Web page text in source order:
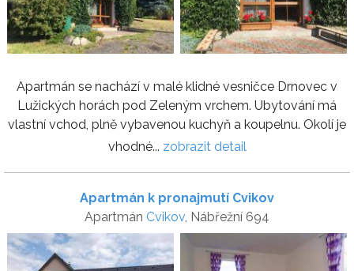
Apartmán se nachází v malé klidné vesničce Drnovec v
Lužických horách pod Zeleným vrchem. Ubytování má
vlastní vchod, plně vybavenou kuchyň a koupelnu. Okolí je
vhodné... zobrazit detail
Apartmán k pronajmutí Cvikov
Apartmán Cvikov, Nábřežní 694